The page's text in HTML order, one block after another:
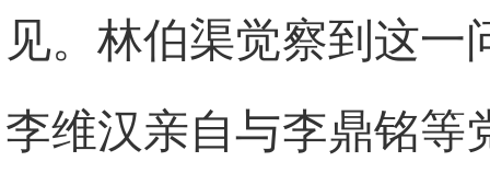
见。林伯渠觉察到这
李维汉亲自与李鼎铭等